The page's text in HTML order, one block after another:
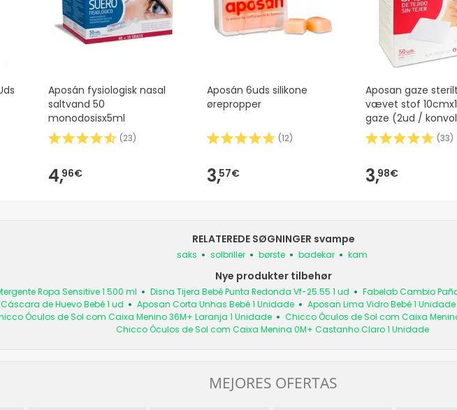
Aposán fysiologisk nasal
saltvand 50
monodosisx5ml
(23)
4,96€
Aposán 6uds silikone
ørepropper
(12)
3,57€
Aposan gaze
vævet stof
gaze (2ud /
(33)
3,98€
RELATEREDE SØGNINGER svampe
saks solbriller børste badekar kam
Nye produkter tilbehør
Ropa Sensitive 1.500 ml Disna Tijera Bebé Punta Redonda Vf-25.55 1 ud
Fabelab Cambio
de Huevo Bebé 1 ud
Aposan Corta Unhas Bebé 1 Unidade Aposan Lima Vidro Bebé 1 Unidade
Óculos de Sol com Caixa Menino 36M+ Laranja 1 Unidade
Chicco Óculos de Sol com Caixa
Chicco Óculos de Sol com Caixa Menina 0M+ Castanho Claro 1 Unidade
MEJORES OFERTAS